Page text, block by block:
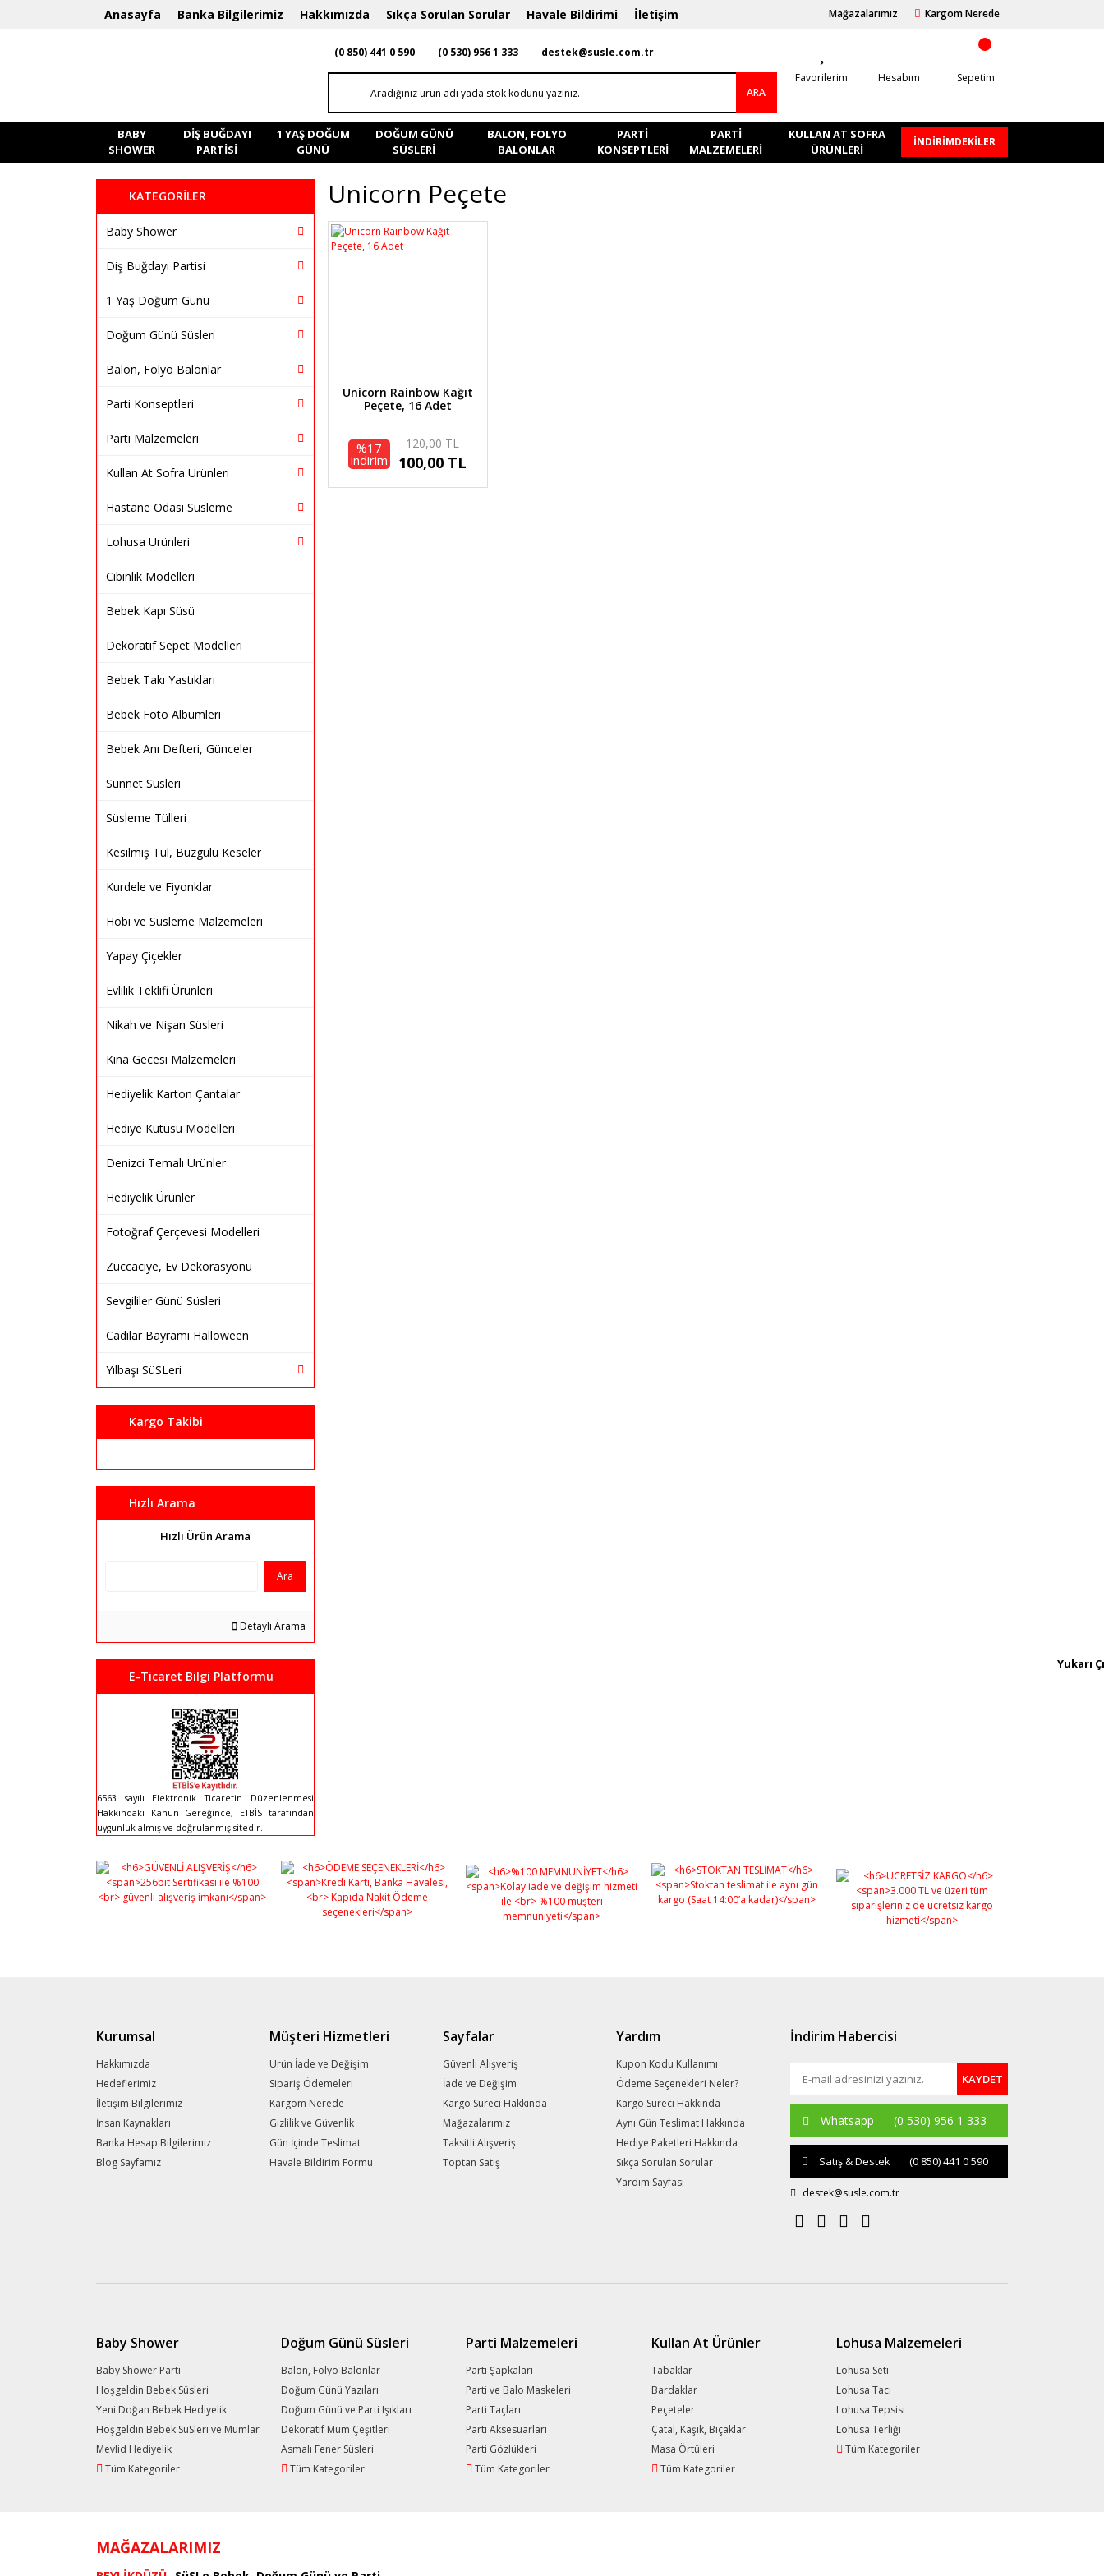
Anasayfa Banka Bilgilerimiz Hakkımızda Sıkça Sorulan Sorular Havale Bildirimi İletişim Mağazalarımız Kargom Nerede
(0 850) 441 0 590 (0 530) 956 1 333 destek@susle.com.tr
ARA
Favorilerim Hesabım Sepetim
BABY
SHOWER
DIŞ BUĞDAYI
PARTISI
1 YAŞ DOĞUM
GÜNÜ
DOĞUM GÜNÜ
SÜSLERI
BALON, FOLYO
BALONLAR
PARTI
KONSEPTLERI
PARTI
MALZEMELERI
KULLAN AT SOFRA
ÜRÜNLERI
İNDİRİMDEKİLER
KATEGORİLER
Baby Shower
Diş Buğdayı Partisi
1 Yaş Doğum Günü
Doğum Günü Süsleri
Balon, Folyo Balonlar
Parti Konseptleri
Parti Malzemeleri
Kullan At Sofra Ürünleri
Hastane Odası Süsleme
Lohusa Ürünleri
Cibinlik Modelleri
Bebek Kapı Süsü
Dekoratif Sepet Modelleri
Bebek Takı Yastıkları
Bebek Foto Albümleri
Bebek Anı Defteri, Günceler
Sünnet Süsleri
Süsleme Tülleri
Kesilmiş Tül, Büzgülü Keseler
Kurdele ve Fiyonklar
Hobi ve Süsleme Malzemeleri
Yapay Çiçekler
Evlilik Teklifi Ürünleri
Nikah ve Nişan Süsleri
Kına Gecesi Malzemeleri
Hediyelik Karton Çantalar
Hediye Kutusu Modelleri
Denizci Temalı Ürünler
Hediyelik Ürünler
Fotoğraf Çerçevesi Modelleri
Züccaciye, Ev Dekorasyonu
Sevgililer Günü Süsleri
Cadılar Bayramı Halloween
Yılbaşı SüSLeri
Kargo Takibi
Hızlı Arama
Hızlı Ürün Arama
Ara
Detaylı Arama
E-Ticaret Bilgi Platformu
6563 sayılı Elektronik Ticaretin Düzenlenmesi
Hakkındaki Kanun Gereğince, ETBİS tarafından
uygunluk almış ve doğrulanmış sitedir.
Unicorn Peçete
Unicorn Rainbow Kağıt
Peçete, 16 Adet
%17
indirim
120,00 TL
100,00 TL
Kurumsal
Hakkımızda
Hedeflerimiz
İletişim Bilgilerimiz
İnsan Kaynakları
Banka Hesap Bilgilerimiz
Blog Sayfamız
Müşteri Hizmetleri
Ürün İade ve Değişim
Sipariş Ödemeleri
Kargom Nerede
Gizlilik ve Güvenlik
Gün İçinde Teslimat
Havale Bildirim Formu
Sayfalar
Güvenli Alışveriş
İade ve Değişim
Kargo Süreci Hakkında
Mağazalarımız
Taksitli Alışveriş
Toptan Satış
Yardım
Kupon Kodu Kullanımı
Ödeme Seçenekleri Neler?
Kargo Süreci Hakkında
Aynı Gün Teslimat Hakkında
Hediye Paketleri Hakkında
Sıkça Sorulan Sorular
Yardım Sayfası
İndirim Habercisi
KAYDET
Whatsapp (0 530) 956 1 333
Satış & Destek (0 850) 441 0 590
destek@susle.com.tr
Baby Shower
Baby Shower Parti
Hoşgeldin Bebek Süsleri
Yeni Doğan Bebek Hediyelik
Hoşgeldin Bebek SüSleri ve Mumlar
Mevlid Hediyelik
Tüm Kategoriler
Doğum Günü Süsleri
Balon, Folyo Balonlar
Doğum Günü Yazıları
Doğum Günü ve Parti Işıkları
Dekoratif Mum Çeşitleri
Asmalı Fener Süsleri
Tüm Kategoriler
Parti Malzemeleri
Parti Şapkaları
Parti ve Balo Maskeleri
Parti Taçları
Parti Aksesuarları
Parti Gözlükleri
Tüm Kategoriler
Kullan At Ürünler
Tabaklar
Bardaklar
Peçeteler
Çatal, Kaşık, Bıçaklar
Masa Örtüleri
Tüm Kategoriler
Lohusa Malzemeleri
Lohusa Seti
Lohusa Tacı
Lohusa Tepsisi
Lohusa Terliği
Tüm Kategoriler
MAĞAZALARIMIZ
Yukarı